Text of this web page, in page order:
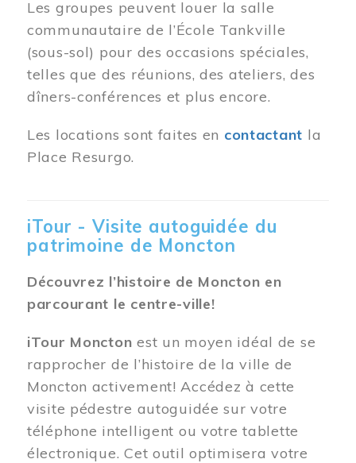
Les groupes peuvent louer la salle
communautaire de l’École Tankville
(sous-sol) pour des occasions spéciales,
telles que des réunions, des ateliers, des
dîners-conférences et plus encore.
Les locations sont faites en contactant la
Place Resurgo.
iTour - Visite autoguidée du
patrimoine de Moncton
Découvrez l’histoire de Moncton en
parcourant le centre-ville!
iTour Moncton est un moyen idéal de se
rapprocher de l’histoire de la ville de
Moncton activement! Accédez à cette
visite pédestre autoguidée sur votre
téléphone intelligent ou votre tablette
électronique. Cet outil optimisera votre